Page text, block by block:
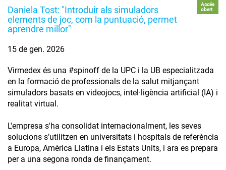
Daniela Tost: "Introduir als simuladors
elements de joc, com la puntuació, permet
aprendre millor"
Accés
obert
15 de gen. 2026
Virmedex és una #spinoff de la UPC i la UB especialitzada
en la formació de professionals de la salut mitjançant
simuladors basats en videojocs, intel·ligència artificial (IA) i
realitat virtual.
L'empresa s'ha consolidat internacionalment, les seves
solucions s’utilitzen en universitats i hospitals de referència
a Europa, Amèrica Llatina i els Estats Units, i ara es prepara
per a una segona ronda de finançament.